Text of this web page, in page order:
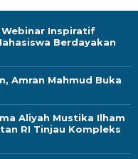
Webinar Inspiratif
Berdayakan
Amran Mahmud Buka
Aliyah Mustika Ilham
RI Tinjau Kompleks